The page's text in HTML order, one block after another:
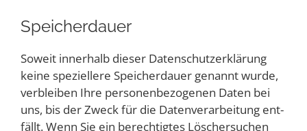
Spei­cher­dau­er
Soweit inner­halb die­ser Daten­schutz­er­klä­rung
kei­ne spe­zi­el­le­re Spei­cher­dau­er genannt wur­de,
ver­blei­ben Ihre per­so­nen­be­zo­ge­nen Daten bei
uns, bis der Zweck für die Daten­ver­ar­bei­tung ent­
fällt. Wenn Sie ein berech­tig­tes Löscher­su­chen